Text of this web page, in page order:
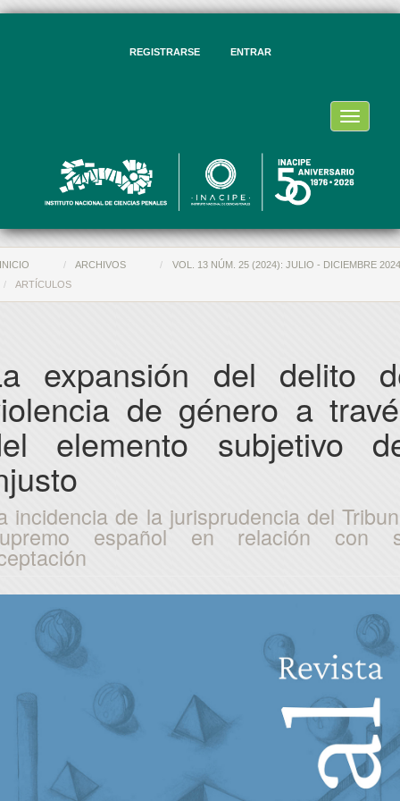
REGISTRARSE ENTRAR
Toggle
INICIO ARCHIVOS
VOL. 13 NÚM. 25 (2024): JULIO - DICIEMBRE 2024
ARTÍCULOS
expansión del delito
de género a
elemento subjetivo
incidencia de la jurisprudencia del
español en relación con